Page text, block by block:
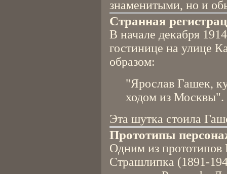
знаменитыми, но и
Странная
В начале декабря
гостинице на улице
образом:
"Ярослав Гашек,
ходом из Москвы".
Эта шутка стоила
Прототипы
Одним из
Страшлипка (1891-